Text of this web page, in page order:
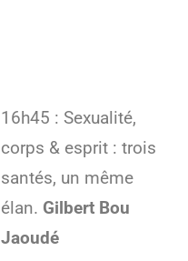
16h45 : Sexualité,
corps & esprit : trois
santés, un même
élan. Gilbert Bou
Jaoudé